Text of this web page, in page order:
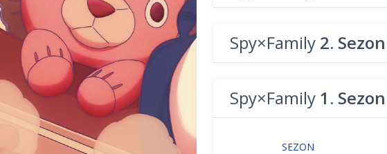
Spy×Family 2. Sezon
Spy×Family 1. Sezon
SEZON